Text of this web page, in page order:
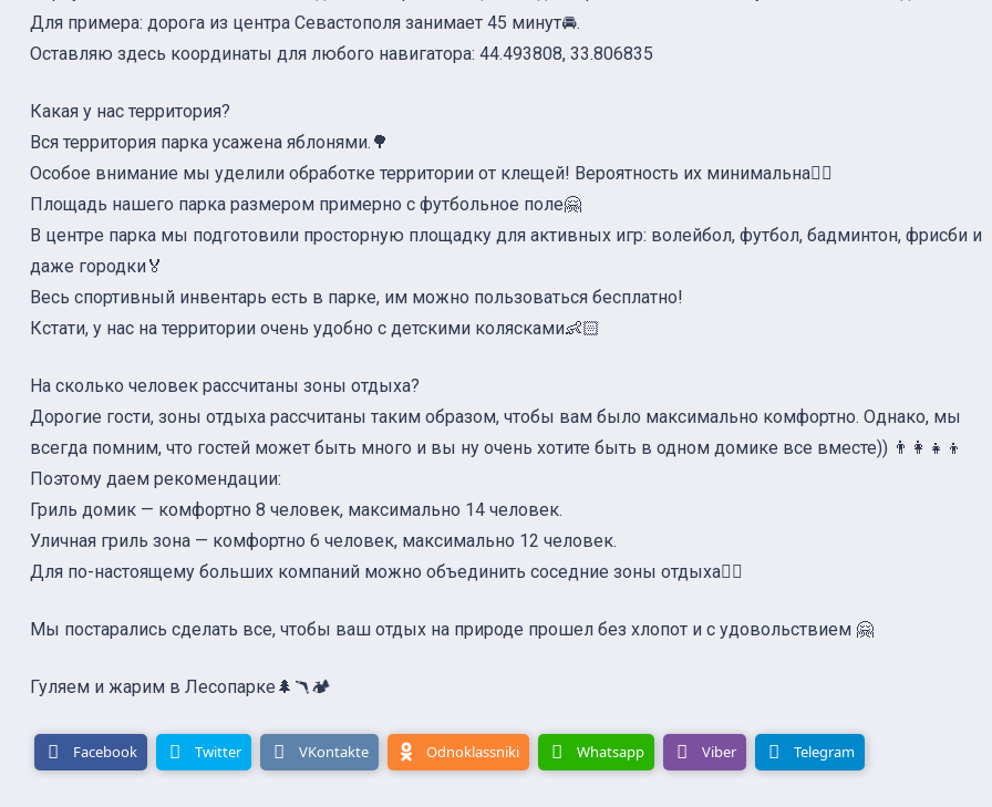
Для примера: дорога из центра Севастополя занимает 45 минут🚘.
Оставляю здесь координаты для любого навигатора: 44.493808, 33.806835
Какая у нас территория?
Вся территория парка усажена яблонями.🌳
Особое внимание мы уделили обработке территории от клещей! Вероятность их минимальна✌🏻
Площадь нашего парка размером примерно с футбольное поле🤗
В центре парка мы подготовили просторную площадку для активных игр: волейбол, футбол, бадминтон, фрисби и
даже городки🏅
Весь спортивный инвентарь есть в парке, им можно пользоваться бесплатно!
Кстати, у нас на территории очень удобно с детскими колясками👶🏻
На сколько человек рассчитаны зоны отдыха?
Дорогие гости, зоны отдыха рассчитаны таким образом, чтобы вам было максимально комфортно. Однако, мы
всегда помним, что гостей может быть много и вы ну очень хотите быть в одном домике все вместе)) 👨‍👩‍👧‍👦
Поэтому даем рекомендации:
Гриль домик — комфортно 8 человек, максимально 14 человек.
Уличная гриль зона — комфортно 6 человек, максимально 12 человек.
Для по-настоящему больших компаний можно объединить соседние зоны отдыха☝🏻
Мы постарались сделать все, чтобы ваш отдых на природе прошел без хлопот и с удовольствием 🤗
Гуляем и жарим в Лесопарке🌲🪃🏕
Facebook Twitter VKontakte Odnoklassniki Whatsapp Viber Telegram